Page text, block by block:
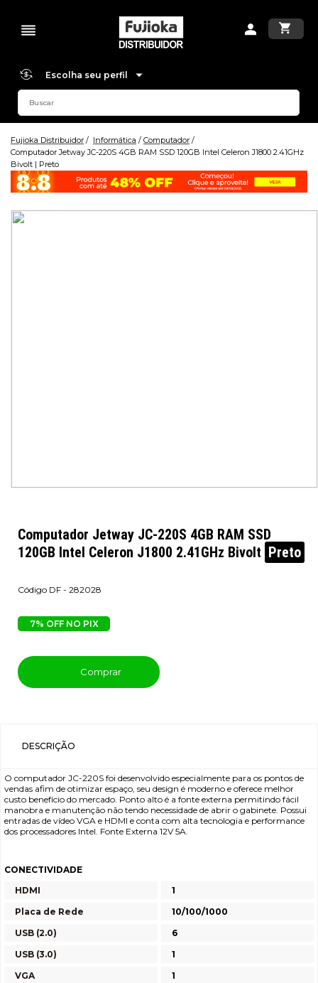
Escolha seu perfil
Fujioka Distribuidor Informática
Computador
Computador Jetway JC-220S 4GB RAM SSD 120GB Intel Celeron J1800 2.41GHz
Bivolt | Preto
Computador Jetway JC-220S 4GB RAM SSD
120GB Intel Celeron J1800 2.41GHz Bivolt Preto
DF - 282028
7% OFF NO PIX
Comprar
DESCRIÇÃO
O computador JC-220S foi desenvolvido especialmente para os pontos de
vendas afim de otimizar espaço, seu design é moderno e oferece melhor
custo benefício do mercado. Ponto alto é a fonte externa permitindo fácil
manobra e manutenção não tendo necessidade de abrir o gabinete. Possui
entradas de vídeo VGA e HDMI e conta com alta tecnologia e performance
dos processadores Intel. Fonte Externa 12V 5A.
CONECTIVIDADE
HDMI
1
Placa de Rede
10/100/1000
USB (2.0)
6
USB (3.0)
1
VGA
1